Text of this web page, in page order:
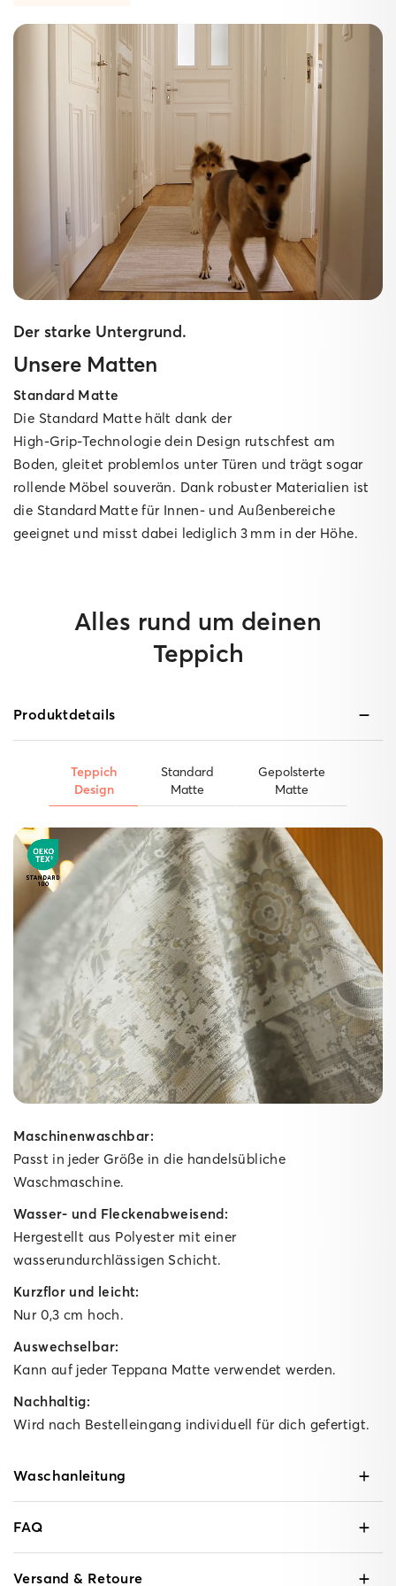
Der starke Untergrund.
Unsere Matten
Standard Matte
Die Standard Matte hält dank der
High‑Grip‑Technologie dein Design rutschfest am
Boden, gleitet problemlos unter Türen und trägt sogar
rollende Möbel souverän. Dank robuster Materialien ist
die Standard Matte für Innen‑ und Außenbereiche
geeignet und misst dabei lediglich 3 mm in der Höhe.
Der starke Untergrund.
Unsere Matten
Gepolsterte Matte
Ein weicher Schaumkern dämpft Schritte spürbar ab,
während die High‑Grip‑Technologie die
gepolsterte Matte fest am Boden verankert – ideal für
Spielzimmer, Wohn‑ und Schlafzimmer sowie lange
Küchen­läufer. Für kuscheligen Komfort im Innenbereich
bringt sie dabei ganze 10 mm Polsterung mit.
Alles rund um deinen
Teppich
Produktdetails
Teppich
Design
Standard
Matte
Gepolsterte
Matte
Maschinenwaschbar:
Passt in jeder Größe in die handelsübliche
Waschmaschine.
Wasser- und Fleckenabweisend:
Hergestellt aus Polyester mit einer
wasserundurchlässigen Schicht.
Kurzflor und leicht:
Nur 0,3 cm hoch.
Auswechselbar:
Kann auf jeder Teppana Matte verwendet werden.
Nachhaltig:
Wird nach Bestelleingang individuell für dich gefertigt.
Waschanleitung
FAQ
Versand & Retoure